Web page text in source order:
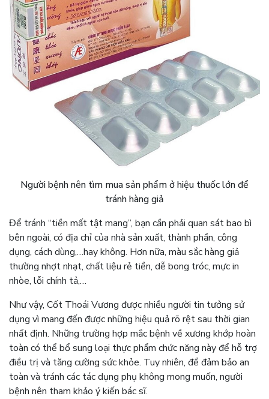
Người bệnh nên tìm mua sản phẩm ở hiệu thuốc lớn để
tránh hàng giả
Để tránh “tiền mất tật mang”, bạn cần phải quan sát bao bì
bên ngoài, có địa chỉ của nhà sản xuất, thành phần, công
dụng, cách dùng,…hay không. Hơn nữa, màu sắc hàng giả
thường nhợt nhạt, chất liệu rẻ tiền, dễ bong tróc, mực in
nhòe, lỗi chính tả,…
Như vậy, Cốt Thoái Vương được nhiều người tin tưởng sử
dụng vì mang đến được những hiệu quả rõ rệt sau thời gian
nhất định. Những trường hợp mắc bệnh về xương khớp hoàn
toàn có thể bổ sung loại thực phẩm chức năng này để hỗ trợ
điều trị và tăng cường sức khỏe. Tuy nhiên, để đảm bảo an
toàn và tránh các tác dụng phụ không mong muốn, người
bệnh nên tham khảo ý kiến bác sĩ.